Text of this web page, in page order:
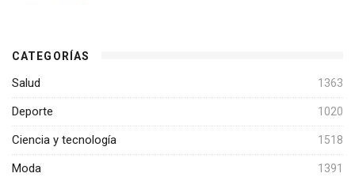
CATEGORÍAS
Salud 1363
Deporte 1020
Ciencia y tecnología 1518
Moda 1391